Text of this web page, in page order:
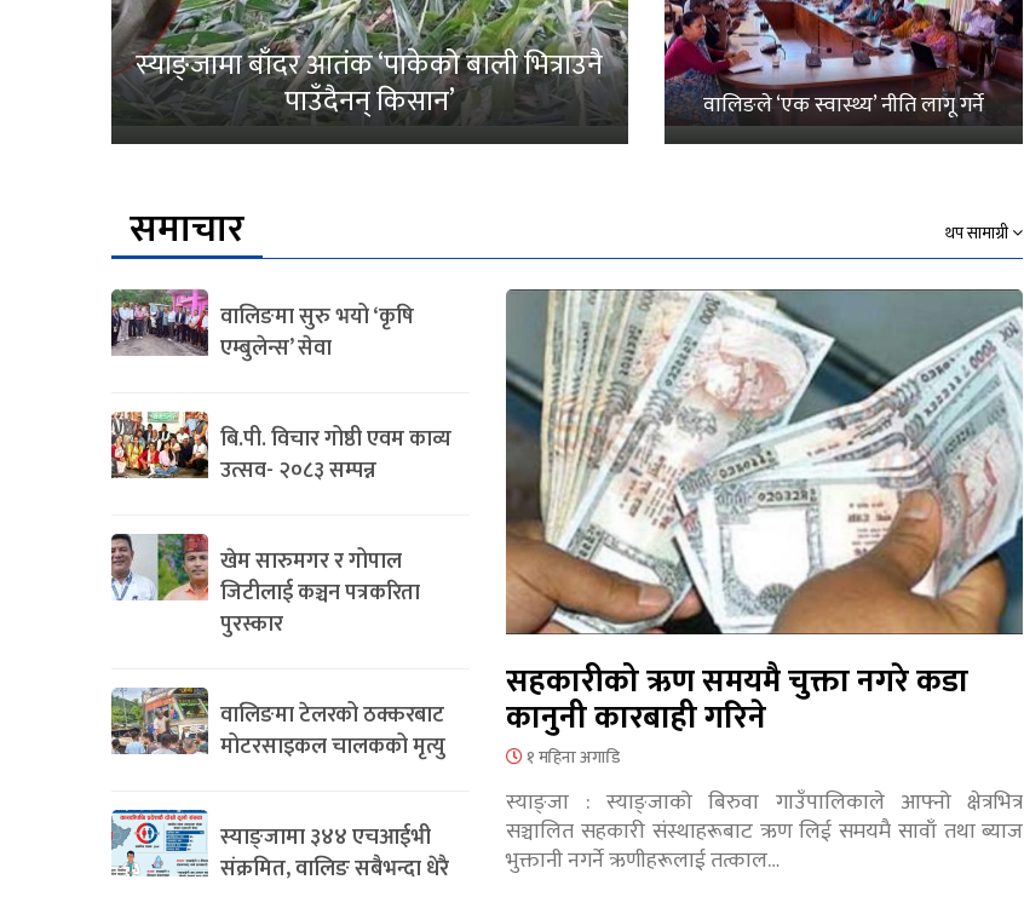
स्याङ्जामा बाँदर आतंक ‘पाकेको बाली भित्राउनै
पाउँदैनन् किसान’ वालिङले ‘एक स्वास्थ्य’ नीति लागू गर्ने
समाचार थप सामाग्री
वालिङमा सुरु भयो ‘कृषि
एम्बुलेन्स’ सेवा
बि.पी. विचार गोष्ठी एवम काव्य
उत्सव- २०८३ सम्पन्न
खेम सारुमगर र गोपाल
जिटीलाई कञ्चन पत्रकरिता
पुरस्कार
वालिङमा टेलरको ठक्करबाट
मोटरसाइकल चालकको मृत्यु
स्याङ्जामा ३४४ एचआईभी
संक्रमित, वालिङ सबैभन्दा धेरै
सहकारीको ऋण समयमै चुक्ता नगरे कडा
कानुनी कारबाही गरिने
१ महिना अगाडि
स्याङ्जा : स्याङ्जाको बिरुवा गाउँपालिकाले आफ्नो क्षेत्रभित्र
सञ्चालित सहकारी संस्थाहरूबाट ऋण लिई समयमै सावाँ तथा ब्याज
भुक्तानी नगर्ने ऋणीहरूलाई तत्काल…